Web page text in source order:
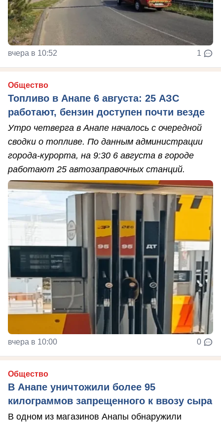
вчера в 10:52 1
Общество
Топливо в Анапе 6 августа: 25 АЗС
работают, бензин доступен почти везде
Утро четверга в Анапе началось с очередной
сводки о топливе. По данным администрации
города-курорта, на 9:30 6 августа в городе
работают 25 автозаправочных станций.
вчера в 10:00 0
Общество
В Анапе уничтожили более 95
килограммов запрещенного к ввозу сыра
В одном из магазинов Анапы обнаружили